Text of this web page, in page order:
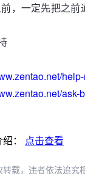
，一定先把之前
ask-
： 点击查看
载，违者依法追